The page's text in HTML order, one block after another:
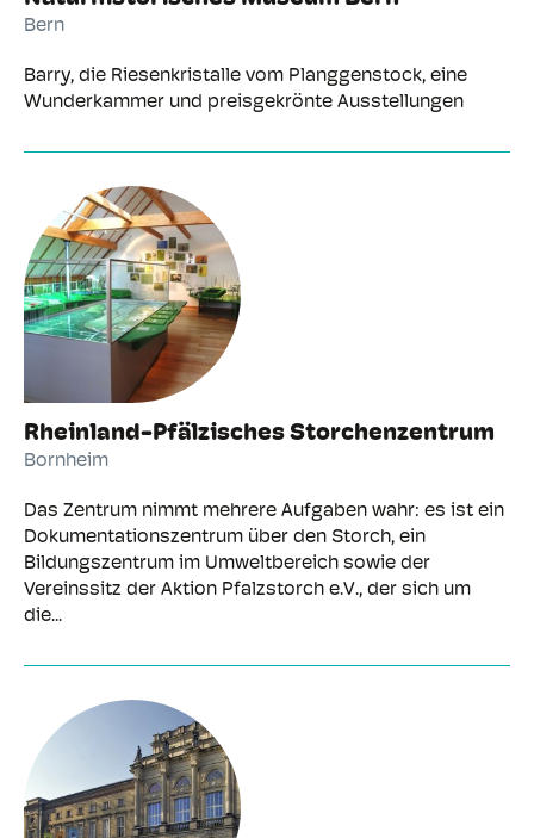
Bern
Barry, die Riesenkristalle vom Planggenstock, eine
Wunderkammer und preisgekrönte Ausstellungen
Rheinland-Pfälzisches Storchenzentrum
Bornheim
Das Zentrum nimmt mehrere Aufgaben wahr: es ist ein
Dokumentationszentrum über den Storch, ein
Bildungszentrum im Umweltbereich sowie der
Vereinssitz der Aktion Pfalzstorch e.V., der sich um
die...